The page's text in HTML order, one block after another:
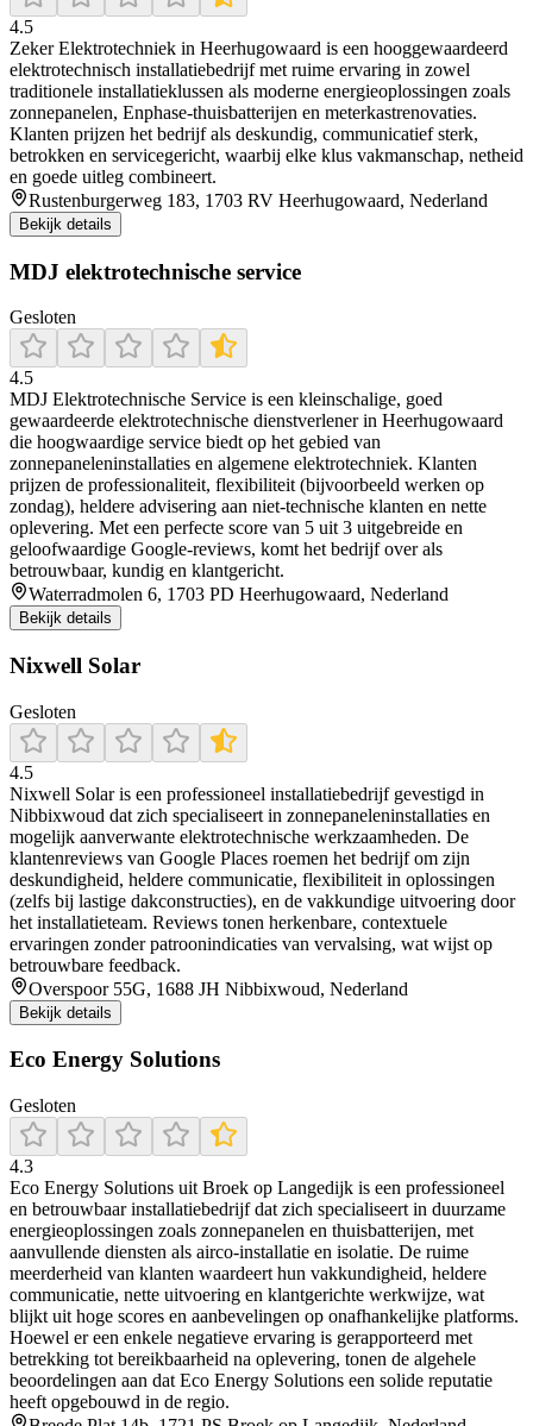
4.5
Zeker Elektrotechniek in Heerhugowaard is een hooggewaardeerd
elektrotechnisch installatiebedrijf met ruime ervaring in zowel
traditionele installatieklussen als moderne energieoplossingen zoals
zonnepanelen, Enphase-thuisbatterijen en meterkastrenovaties.
Klanten prijzen het bedrijf als deskundig, communicatief sterk,
betrokken en servicegericht, waarbij elke klus vakmanschap, netheid
en goede uitleg combineert.
Rustenburgerweg 183, 1703 RV Heerhugowaard, Nederland
Bekijk details
MDJ elektrotechnische service
Gesloten
4.5
MDJ Elektrotechnische Service is een kleinschalige, goed
gewaardeerde elektrotechnische dienstverlener in Heerhugowaard
die hoogwaardige service biedt op het gebied van
zonnepaneleninstallaties en algemene elektrotechniek. Klanten
prijzen de professionaliteit, flexibiliteit (bijvoorbeeld werken op
zondag), heldere advisering aan niet-technische klanten en nette
oplevering. Met een perfecte score van 5 uit 3 uitgebreide en
geloofwaardige Google-reviews, komt het bedrijf over als
betrouwbaar, kundig en klantgericht.
Waterradmolen 6, 1703 PD Heerhugowaard, Nederland
Bekijk details
Nixwell Solar
Gesloten
4.5
Nixwell Solar is een professioneel installatiebedrijf gevestigd in
Nibbixwoud dat zich specialiseert in zonnepaneleninstallaties en
mogelijk aanverwante elektrotechnische werkzaamheden. De
klantenreviews van Google Places roemen het bedrijf om zijn
deskundigheid, heldere communicatie, flexibiliteit in oplossingen
(zelfs bij lastige dakconstructies), en de vakkundige uitvoering door
het installatieteam. Reviews tonen herkenbare, contextuele
ervaringen zonder patroonindicaties van vervalsing, wat wijst op
betrouwbare feedback.
Overspoor 55G, 1688 JH Nibbixwoud, Nederland
Bekijk details
Eco Energy Solutions
Gesloten
4.3
Eco Energy Solutions uit Broek op Langedijk is een professioneel
en betrouwbaar installatiebedrijf dat zich specialiseert in duurzame
energieoplossingen zoals zonnepanelen en thuisbatterijen, met
aanvullende diensten als airco-installatie en isolatie. De ruime
meerderheid van klanten waardeert hun vakkundigheid, heldere
communicatie, nette uitvoering en klantgerichte werkwijze, wat
blijkt uit hoge scores en aanbevelingen op onafhankelijke platforms.
Hoewel er een enkele negatieve ervaring is gerapporteerd met
betrekking tot bereikbaarheid na oplevering, tonen de algehele
beoordelingen aan dat Eco Energy Solutions een solide reputatie
heeft opgebouwd in de regio.